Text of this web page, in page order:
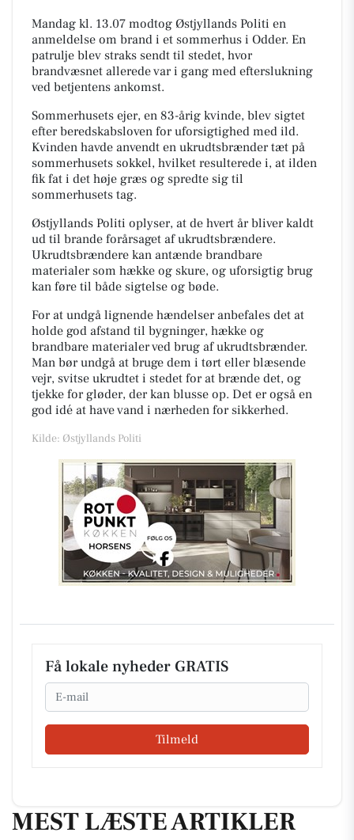
Mandag kl. 13.07 modtog Østjyllands Politi en
anmeldelse om brand i et sommerhus i Odder. En
patrulje blev straks sendt til stedet, hvor
brandvæsnet allerede var i gang med efterslukning
ved betjentens ankomst.
Sommerhusets ejer, en 83-årig kvinde, blev sigtet
efter beredskabsloven for uforsigtighed med ild.
Kvinden havde anvendt en ukrudtsbrænder tæt på
sommerhusets sokkel, hvilket resulterede i, at ilden
fik fat i det høje græs og spredte sig til
sommerhusets tag.
Østjyllands Politi oplyser, at de hvert år bliver kaldt
ud til brande forårsaget af ukrudtsbrændere.
Ukrudtsbrændere kan antænde brandbare
materialer som hække og skure, og uforsigtig brug
kan føre til både sigtelse og bøde.
For at undgå lignende hændelser anbefales det at
holde god afstand til bygninger, hække og
brandbare materialer ved brug af ukrudtsbrænder.
Man bør undgå at bruge dem i tørt eller blæsende
vejr, svitse ukrudtet i stedet for at brænde det, og
tjekke for gløder, der kan blusse op. Det er også en
god idé at have vand i nærheden for sikkerhed.
Kilde: Østjyllands Politi
Få lokale nyheder GRATIS
Email
Tilmeld
MEST LÆSTE ARTIKLER